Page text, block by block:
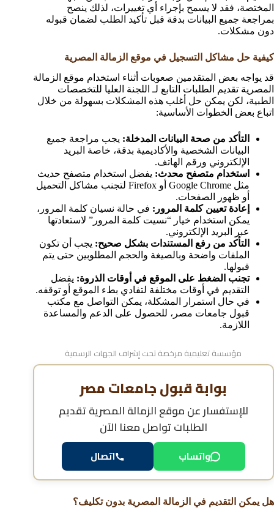
المختصة، فقد لا يسمح بإجراء أي تغييرات، لذلك ينصح
بمراجعة جميع البيانات بدقة قبل تأكيد الطلب لضمان قبوله
دون مشكلات.
كيفية حل مشاكل التسجيل في موقع الزمالة المصرية
قد يواجه بعض المتقدمين صعوبات أثناء استخدام موقع الزمالة
المصرية تقديم الطلبات التابع لـ اللجنة العليا للتخصصات
الطبية، لكن يمكن حل أغلب هذه المشكلات بسهولة من خلال
اتباع بعض الخطوات الأساسية:
التأكد من صحة البيانات المدخلة: يجب مراجعة جميع
البيانات الشخصية والأكاديمية بدقة، خاصة البريد
الإلكتروني ورقم الهاتف.
استخدام متصفح محدث: يفضل استخدام متصفح حديث
مثل Google Chrome أو Firefox لتجنب مشاكل التحميل
أو ظهور الصفحات.
إعادة تعيين كلمة المرور: في حالة نسيان كلمة المرور،
يمكن استخدام خيار “نسيت كلمة المرور” لاستعادتها
عبر البريد الإلكتروني.
التأكد من رفع المستندات بشكل صحيح: يجب أن تكون
الملفات واضحة وبالصيغة والحجم المطلوبين حتى يتم
قبولها.
تجنب الضغط على الموقع في أوقات الذروة: يفضل
التقديم في أوقات مختلفة لتفادي بطء الموقع أو توقفه.
في حال استمرار المشكلة، يمكن التواصل مع مكتب
قبول جامعات مصر، للحصول على الدعم والمساعدة
اللازمة.
مؤسسة تعليمية مرخصة تحت إشراف الجهات الرسمية
بوابة قبول جامعات مصر
للإستفسار عنموقع الزمالة المصرية تقديم
الطلباتتواصل معنا الآن
واتساب اتصال
هل يمكن التقديم في الزمالة المصرية بدون تكليف؟